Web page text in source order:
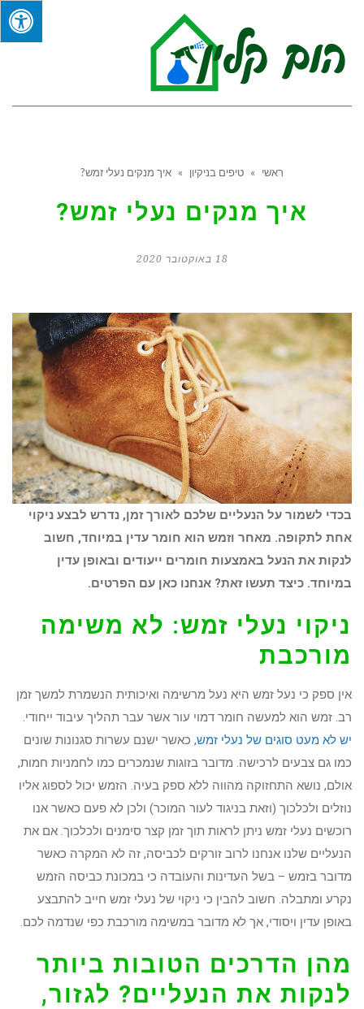
ראשי » טיפים בניקיון » איך מנקים נעלי זמש?
איך מנקים נעלי זמש?
18 באוקטובר 2020
בכדי לשמור על הנעליים שלכם לאורך זמן, נדרש לבצע ניקוי
אחת לתקופה. מאחר וזמש הוא חומר עדין במיוחד, חשוב
לנקות את הנעל באמצעות חומרים ייעודים ובאופן עדין
במיוחד. כיצד תעשו זאת? אנחנו כאן עם הפרטים.
ניקוי נעלי זמש: לא משימה
מורכבת
אין ספק כי נעל זמש היא נעל מרשימה ואיכותית הנשמרת למשך זמן
רב. זמש הוא למעשה חומר דמוי עור אשר עבר תהליך עיבוד ייחודי.
יש לא מעט סוגים של נעלי זמש, כאשר ישנם עשרות סגנונות שונים
כמו גם צבעים לרכישה. מדובר בזוגות שנמכרים כמו לחמניות חמות,
אולם, נושא התחזוקה מהווה ללא ספק בעיה. הזמש יכול לספוג אליו
נוזלים ולכלכוך (וזאת בניגוד לעור המוכר) ולכן לא פעם כאשר אנו
רוכשים נעלי זמש ניתן לראות תוך זמן קצר סימנים ולכלכוך. אם את
הנעליים שלנו אנחנו לרוב זורקים לכביסה, זה לא המקרה כאשר
מדובר בזמש – בשל העדינות והעובדה כי במכונת כביסה הזמש
נקרע ומתבלה. חשוב להבין כי ניקוי של נעלי זמש חייב להתבצע
באופן עדין ויסודי, אך לא מדובר במשימה מורכבת כפי שנדמה לכם.
מהן הדרכים הטובות ביותר
לנקות את הנעליים? לגזור,